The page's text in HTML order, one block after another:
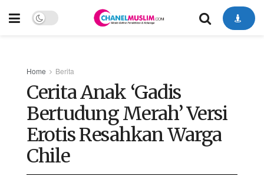
Home Berita
Cerita Anak ‘Gadis
Bertudung Merah’ Versi
Erotis Resahkan Warga
Chile